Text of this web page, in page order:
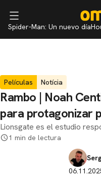
Spider-Man: Un nuevo día
Películas Notícia
Rambo | Noah
para protagonizar
Lionsgate es el estudio
1 min de lectura